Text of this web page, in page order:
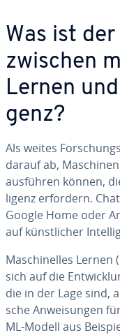
Was ist
zwischen
Lernen
genz?
Als weites
darauf ab,
ausführen können,
li­genz erfordern.
Google Home oder
auf künst­li­cher
Ma­schi­nel­les Lernen
sich auf die
die in der Lage sind,
sche An­wei­sun­gen
ML-Modell aus